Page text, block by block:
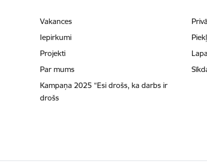
Vakances
Iepirkumi
Projekti
Par mums
Kampaņa 2025 “Esi drošs, ka darbs ir
drošs